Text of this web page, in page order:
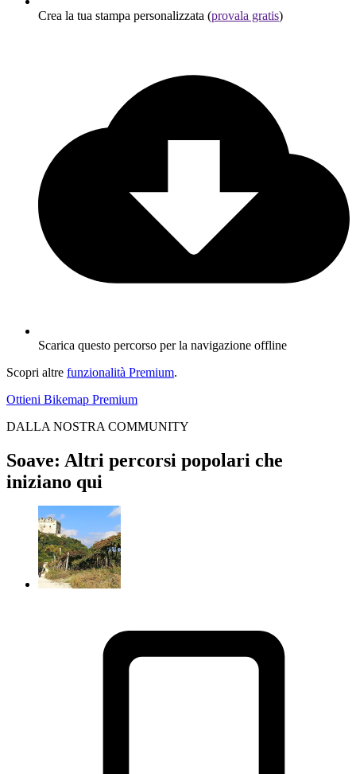
Crea la tua stampa personalizzata (provala gratis)
Scarica questo percorso per la navigazione offline
Scopri altre funzionalità Premium.
Ottieni Bikemap Premium
DALLA NOSTRA COMMUNITY
Soave: Altri percorsi popolari che
iniziano qui